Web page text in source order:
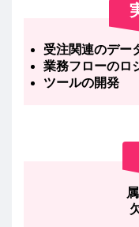
受注関連のデー
業務フローのロ
ツールの開発